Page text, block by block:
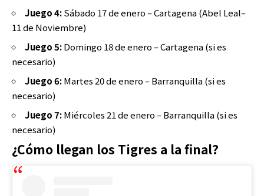
Juego 4:Sábado 17 de enero – Cartagena (Abel Leal–
11 de Noviembre)
Juego 5:Domingo 18 de enero – Cartagena (si es
necesario)
Juego 6:Martes 20 de enero – Barranquilla (si es
necesario)
Juego 7:Miércoles 21 de enero – Barranquilla (si es
necesario)
¿Cómo llegan los Tigres a la final?